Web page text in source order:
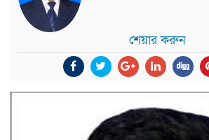
শেয়ার করুন